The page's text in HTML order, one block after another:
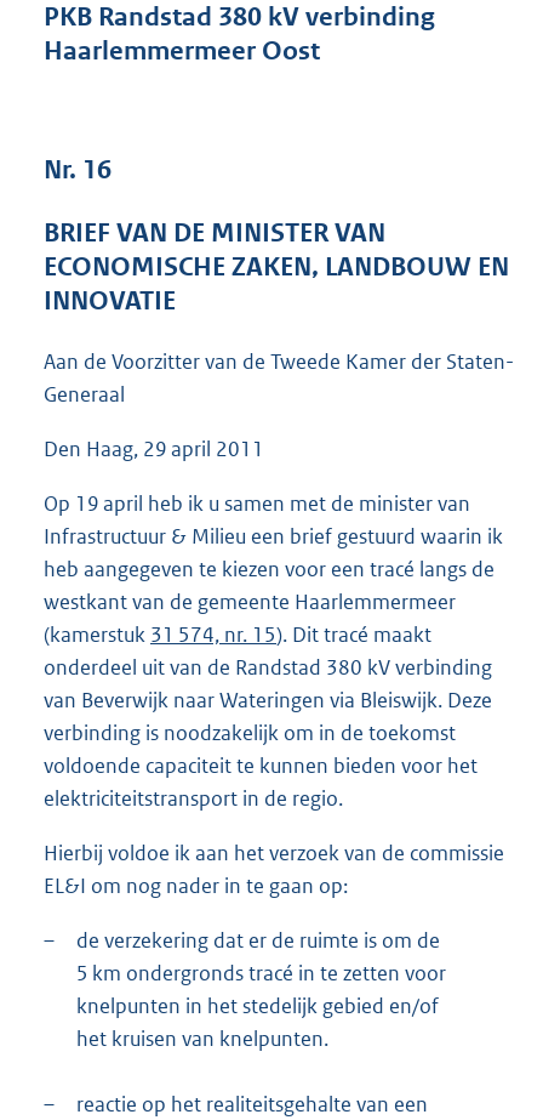
s
:
5
PKB Randstad 380 kV verbinding
Haarlemmermeer Oost
Nr. 16
BRIEF VAN DE MINISTER VAN
ECONOMISCHE ZAKEN, LANDBOUW EN
INNOVATIE
Aan de Voorzitter van de Tweede Kamer der Staten-
Generaal
Den Haag, 29 april 2011
Op 19 april heb ik u samen met de minister van
Infrastructuur & Milieu een brief gestuurd waarin ik
heb aangegeven te kiezen voor een tracé langs de
westkant van de gemeente Haarlemmermeer
(kamerstuk 31 574, nr. 15). Dit tracé maakt
onderdeel uit van de Randstad 380 kV verbinding
van Beverwijk naar Wateringen via Bleiswijk. Deze
verbinding is noodzakelijk om in de toekomst
voldoende capaciteit te kunnen bieden voor het
elektriciteitstransport in de regio.
Hierbij voldoe ik aan het verzoek van de commissie
EL&I om nog nader in te gaan op:
–
de verzekering dat er de ruimte is om de
5 km ondergronds tracé in te zetten voor
knelpunten in het stedelijk gebied en/of
het kruisen van knelpunten.
–
reactie op het realiteitsgehalte van een